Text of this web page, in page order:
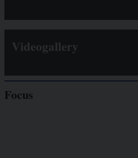
Videogallery
Focus